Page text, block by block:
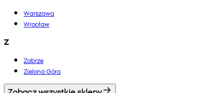
Warszawa
Wrocław
Z
Zabrze
Zielona Góra